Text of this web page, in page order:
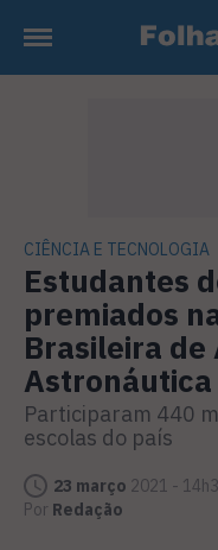
CIÊNCIA E TECNOLOGIA
Estudantes
premiados
Brasileira de
Astronáutica
Participaram 440
escolas do país
23 março 2021 -
Por Redação